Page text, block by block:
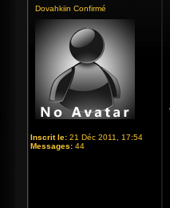
Dovahkiin Confirmé
Inscrit le: 21 Déc 2011, 17:54
Messages: 44